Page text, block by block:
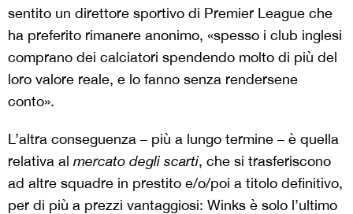
sentito un direttore sportivo di Premier League che
ha preferito rimanere anonimo, «spesso i club inglesi
comprano dei calciatori spendendo molto di più del
loro valore reale, e lo fanno senza rendersene
conto».
L’altra conseguenza – più a lungo termine – è quella
relativa al mercato degli scarti, che si trasferiscono
ad altre squadre in prestito e/o/poi a titolo definitivo,
per di più a prezzi vantaggiosi: Winks è solo l’ultimo